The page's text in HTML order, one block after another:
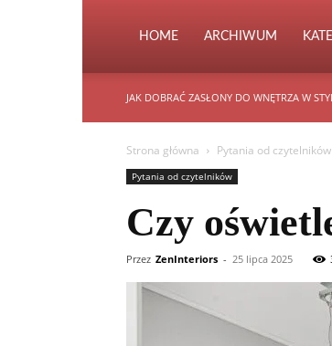
HOME ARCHIWUM
JAK DOBRAĆ ZASŁONY DO WNĘTRZA W
Strona główna Pytania od czytelników
Pytania od czytelników
Czy
Przez ZenInteriors - 25 lipca 2025